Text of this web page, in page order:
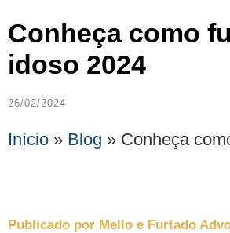
Conheça como
idoso 2024
26/02/2024
Início » Blog » Conheça
Publicado por Mello e Furtado